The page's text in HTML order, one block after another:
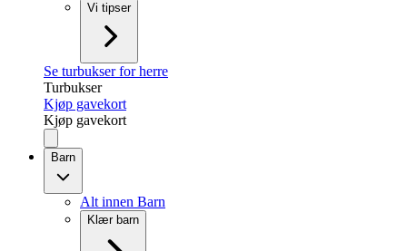
Vi tipser
Se turbukser for herre
Turbukser
Kjøp gavekort
Kjøp gavekort
Barn
Alt innen Barn
Klær barn